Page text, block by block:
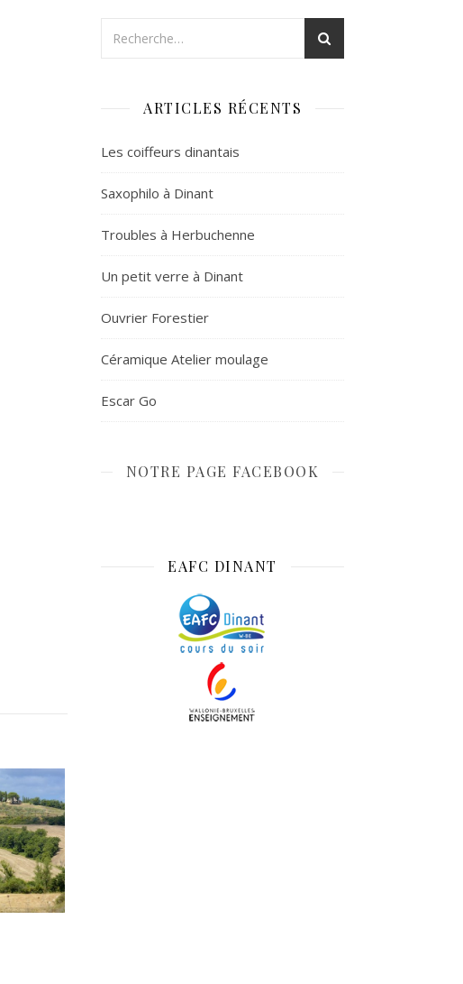
ARTICLES RÉCENTS
Les coiffeurs dinantais
Saxophilo à Dinant
Troubles à Herbuchenne
Un petit verre à Dinant
Ouvrier Forestier
Céramique Atelier moulage
Escar Go
NOTRE PAGE FACEBOOK
EAFC DINANT